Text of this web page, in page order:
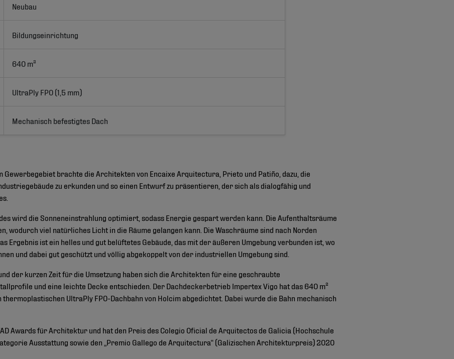
Neubau
Bildungseinrichtung
640 m²
UltraPly FPO (1,5 mm)
Mechanisch befestigtes Dach
Gewerbegebiet brachte die Architekten von Encaixe Arquitectura, Prieto und Patiño, dazu, die
zu erkunden und so einen Entwurf zu präsentieren, der sich als dialogfähig und
wird die Sonneneinstrahlung optimiert, sodass Energie gespart werden kann. Die Aufenthaltsräume
wodurch viel natürliches Licht in die Räume gelangen kann. Die Waschräume sind nach Norden
Ergebnis ist ein helles und gut belüftetes Gebäude, das mit der äußeren Umgebung verbunden ist, wo
und dabei gut geschützt und völlig abgekoppelt von der industriellen Umgebung sind.
der kurzen Zeit für die Umsetzung haben sich die Architekten für eine geschraubte
und eine leichte Decke entschieden. Der Dachdeckerbetrieb Impertex Vigo hat das 640 m²
thermoplastischen UltraPly FPO-Dachbahn von Holcim abgedichtet. Dabei wurde die Bahn mechanisch
Awards für Architektur und hat den Preis des Colegio Oficial de Arquitectos de Galicia (Hochschule
Ausstattung sowie den „Premio Gallego de Arquitectura“ (Galizischen Architekturpreis) 2020